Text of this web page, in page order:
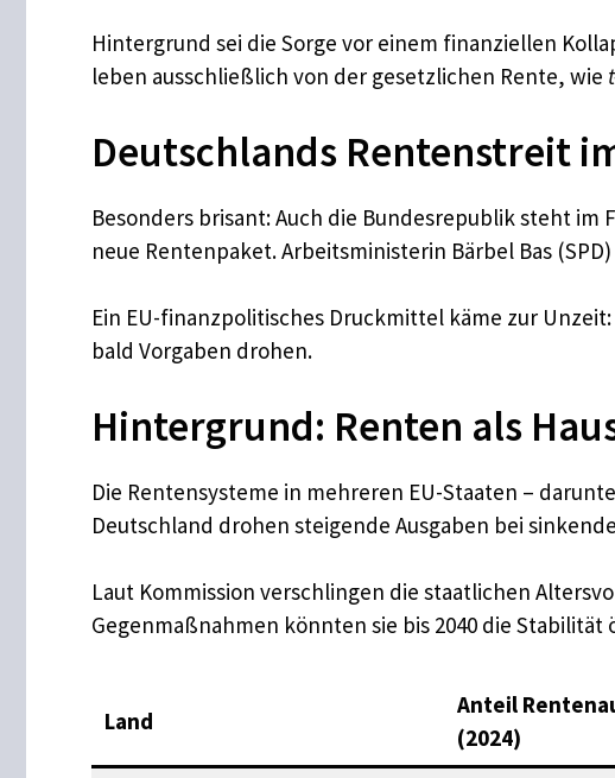
Hintergrund sei die Sorge vor einem finanziellen
leben ausschließlich von der gesetzlichen Rente, wie
Deutschlands Rentenstreit
Besonders brisant: Auch die Bundesrepublik steht im
neue Rentenpaket. Arbeitsministerin Bärbel Bas
Ein EU-finanzpolitisches Druckmittel käme zur
bald Vorgaben drohen.
Hintergrund: Renten als
Die Rentensysteme in mehreren EU-Staaten –
Deutschland drohen steigende Ausgaben bei
Laut Kommission verschlingen die staatlichen
Gegenmaßnahmen könnten sie bis 2040 die
Land
Anteil
(2024)